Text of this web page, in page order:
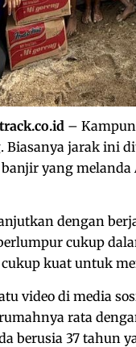
–
Biasanya jarak ini
banjir yang
dengan
cukup
kuat untuk
video di media
rata
berusia 37 tahun